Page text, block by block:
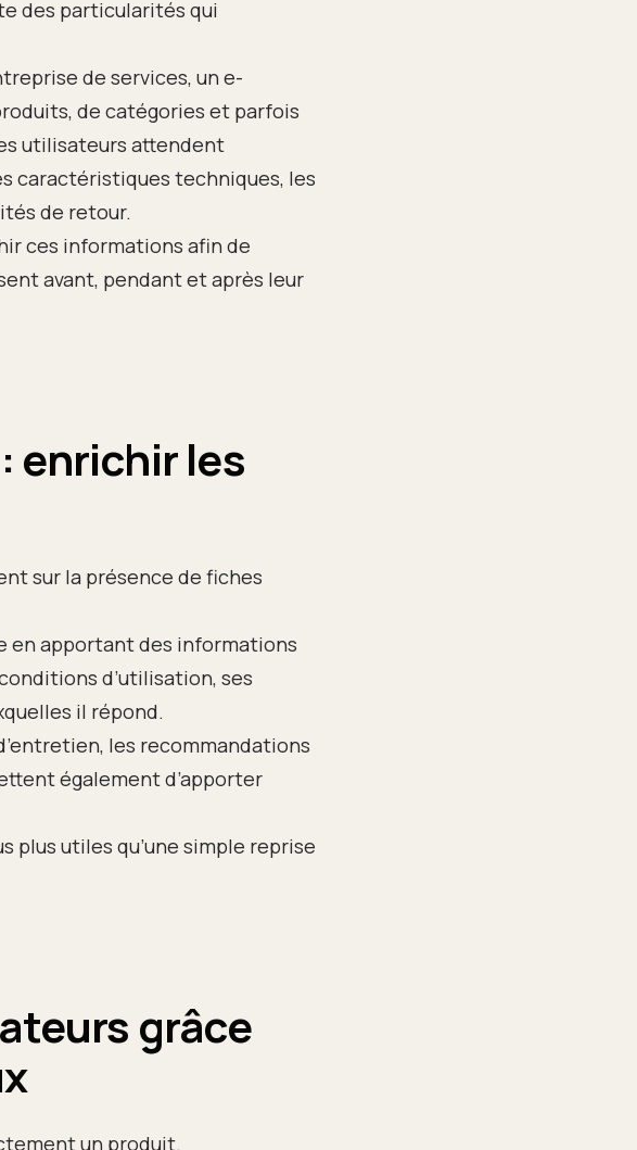
des particularités qui
de services, un e-
de catégories et parfois
utilisateurs attendent
caractéristiques techniques, les
de retour.
ces informations afin de
avant, pendant et après leur
enrichir les
sur la présence de fiches
en apportant des informations
d’utilisation, ses
il répond.
les recommandations
également d’apporter
plus utiles qu’une simple reprise
grâce
un produit.